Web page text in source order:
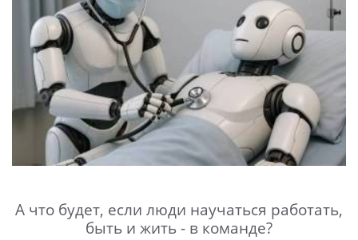
А что будет, если люди научаться работать,
быть и жить - в команде?